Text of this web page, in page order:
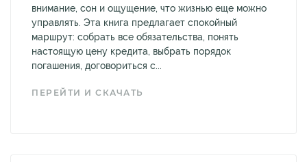
внимание, сон и ощущение, что жизнью еще можно
управлять. Эта книга предлагает спокойный
маршрут: собрать все обязательства, понять
настоящую цену кредита, выбрать порядок
погашения, договориться с...
ПЕРЕЙТИ И СКАЧАТЬ